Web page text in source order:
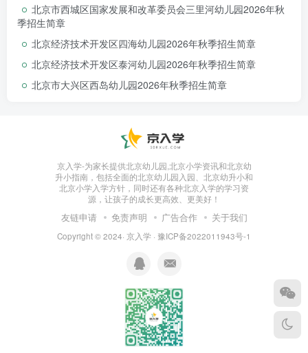
托班招生简章
合本园托班学位情况，特制定宏城幼儿园（望泉
01 拟招生名额
北京市西城区国家发展和改革委员会三里河幼儿园2026年秋
季招生简章
北京经济技术开发区四海幼儿园2026年秋季招生简章
北京经济技术开发区泰河幼儿园2026年秋季招生简章
北京市大兴区西岛幼儿园2026年秋季招生简章
京入学-为家长提供北京幼儿园,北京小学资讯和北京幼
升小指南，包括全面的北京幼儿园入园、北京幼升小和
北京小学入学方针，同时还有各种北京入学的学习资
源，让孩子的成长更高效、更美好！
友链申请 免责声明 广告合作 关于我们
Copyright © 2024· 京入学 · 豫ICP备2022011943号-1